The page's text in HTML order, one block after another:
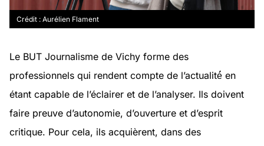
Crédit : Aurélien Flament
Le BUT Journalisme de Vichy forme des
professionnels qui rendent compte de l’actualité́ en
étant capable de l’éclairer et de l’analyser. Ils doivent
faire preuve d’autonomie, d’ouverture et d’esprit
critique. Pour cela, ils acquièrent, dans des